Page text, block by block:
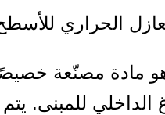
الحراري
هو مادة مصنّعة
الداخلي للمبنى.